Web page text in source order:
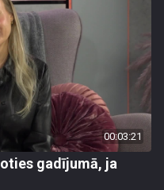
00:03:21
gadījumā, ja